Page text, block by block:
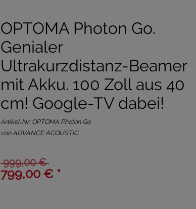
OPTOMA Photon Go.
Genialer
Ultrakurzdistanz-Beamer
mit Akku. 100 Zoll aus 40
cm! Google-TV dabei!
Artikel-Nr.: OPTOMA Photon Go
von ADVANCE ACOUSTIC
999,00 €
799,00 € *